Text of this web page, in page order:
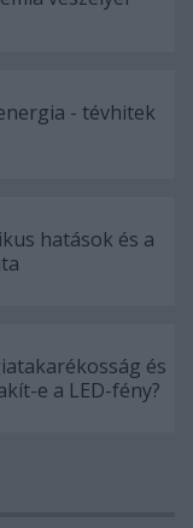
- tévhitek
hatások és a
és
e a LED-fény?